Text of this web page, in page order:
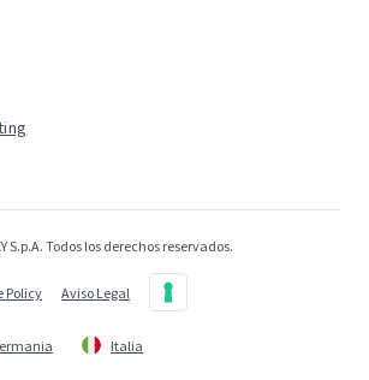
S.p.A. Todos los derechos reservados.
Policy Aviso Legal
Italia